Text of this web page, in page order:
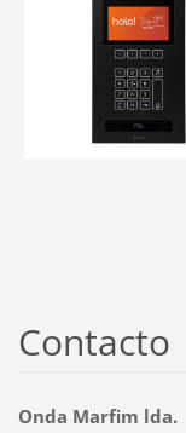
Contacto
Onda Marfim lda.